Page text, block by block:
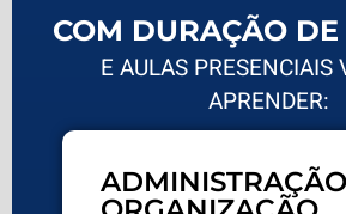
COM DURAÇÃO DE
E AULAS PRESENCIAIS
APRENDER: